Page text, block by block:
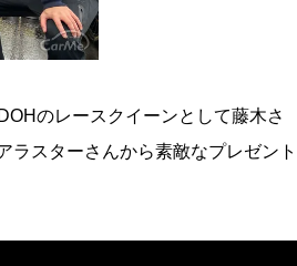
のレースクイーンとして藤木さ
ラスターさんから素敵なプレゼント